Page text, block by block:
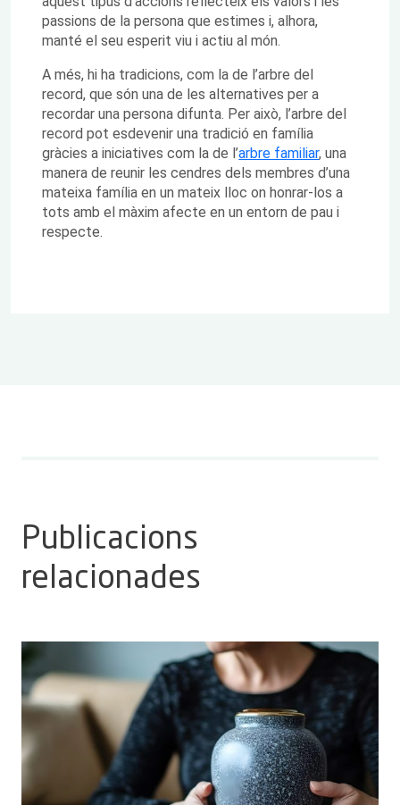
passions de la persona que estimes i, alhora,
manté el seu esperit viu i actiu al món.
A més, hi ha tradicions, com la de l’arbre del
record, que són una de les alternatives per a
recordar una persona difunta. Per això, l’arbre del
record pot esdevenir una tradició en família
gràcies a iniciatives com la de l’arbre familiar, una
manera de reunir les cendres dels membres d’una
mateixa família en un mateix lloc on honrar-los a
tots amb el màxim afecte en un entorn de pau i
respecte.
Publicacions
relacionades